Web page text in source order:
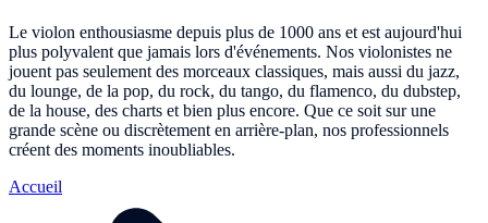
Le violon enthousiasme depuis plus de 1000 ans et est aujourd'hui
plus polyvalent que jamais lors d'événements. Nos violonistes ne
jouent pas seulement des morceaux classiques, mais aussi du jazz,
du lounge, de la pop, du rock, du tango, du flamenco, du dubstep,
de la house, des charts et bien plus encore. Que ce soit sur une
grande scène ou discrètement en arrière-plan, nos professionnels
créent des moments inoubliables.
Accueil